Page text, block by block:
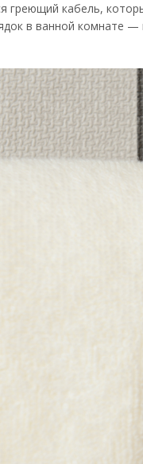
греющий кабель,
в ванной комнате —